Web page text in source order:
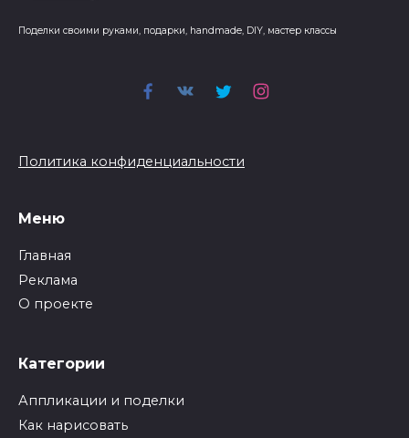
Поделки своими руками, подарки, handmade, DIY, мастер классы
Политика конфиденциальности
Меню
Главная
Реклама
О проекте
Категории
Аппликации и поделки
Как нарисовать